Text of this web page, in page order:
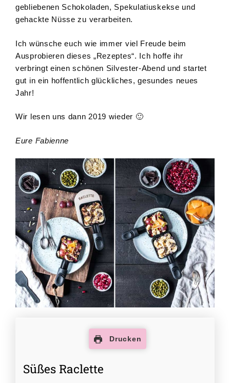
gebliebenen Schokoladen, Spekulatiuskekse und
gehackte Nüsse zu verarbeiten.
Ich wünsche euch wie immer viel Freude beim
Ausprobieren dieses „Rezeptes“. Ich hoffe ihr
verbringt einen schönen Silvester-Abend und startet
gut in ein hoffentlich glückliches, gesundes neues
Jahr!
Wir lesen uns dann 2019 wieder 🙂
Eure Fabienne
Drucken
Süßes Raclette